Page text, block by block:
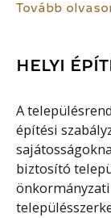
Tovább
HELYI
A
építési
biztosító